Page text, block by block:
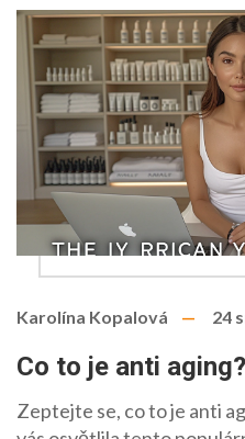
Karolína Kopalová 24
Co to je anti aging?
Zeptejte se, co to je anti